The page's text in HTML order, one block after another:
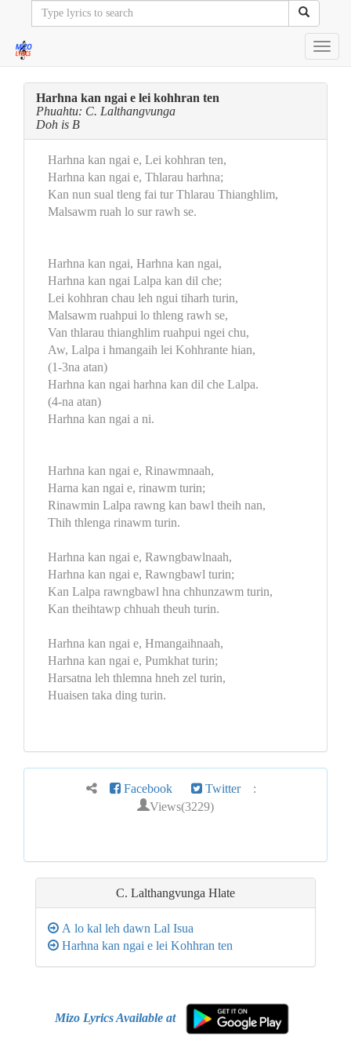
Harhna kan ngai e lei kohhran ten
Phuahtu: C. Lalthangvunga
Doh is B
Harhna kan ngai e, Lei kohhran ten,
Harhna kan ngai e, Thlarau harhna;
Kan nun sual tleng fai tur Thlarau Thianghlim,
Malsawm ruah lo sur rawh se.
Harhna kan ngai, Harhna kan ngai,
Harhna kan ngai Lalpa kan dil che;
Lei kohhran chau leh ngui tiharh turin,
Malsawm ruahpui lo thleng rawh se,
Van thlarau thianghlim ruahpui ngei chu,
Aw, Lalpa i hmangaih lei Kohhrante hian,
(1-3na atan)
Harhna kan ngai harhna kan dil che Lalpa.
(4-na atan)
Harhna kan ngai a ni.
Harhna kan ngai e, Rinawmnaah,
Harna kan ngai e, rinawm turin;
Rinawmin Lalpa rawng kan bawl theih nan,
Thih thlenga rinawm turin.
Harhna kan ngai e, Rawngbawlnaah,
Harhna kan ngai e, Rawngbawl turin;
Kan Lalpa rawngbawl hna chhunzawm turin,
Kan theihtawp chhuah theuh turin.
Harhna kan ngai e, Hmangaihnaah,
Harhna kan ngai e, Pumkhat turin;
Harsatna leh thlemna hneh zel turin,
Huaisen taka ding turin.
Facebook Twitter :
Views(3229)
C. Lalthangvunga Hlate
A lo kal leh dawn Lal Isua
Harhna kan ngai e lei Kohhran ten
Mizo Lyrics Available at